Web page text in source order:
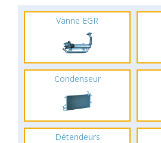
Vanne EGR
Condenseur
Détendeurs